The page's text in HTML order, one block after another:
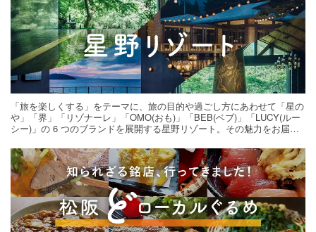
「旅を楽しくする」をテーマに、旅の目的や過ごし方にあわせて「星の
や」「界」「リゾナーレ」「OMO(おも)」「BEB(ベブ)」「LUCY(ルー
シー)」の 6 つのブランドを展開する星野リゾート。その魅力をお届け